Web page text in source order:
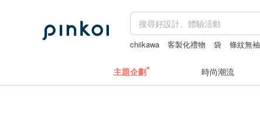
chiikawa 客製化禮物 袋 條紋無袖
主題企劃 時尚潮流